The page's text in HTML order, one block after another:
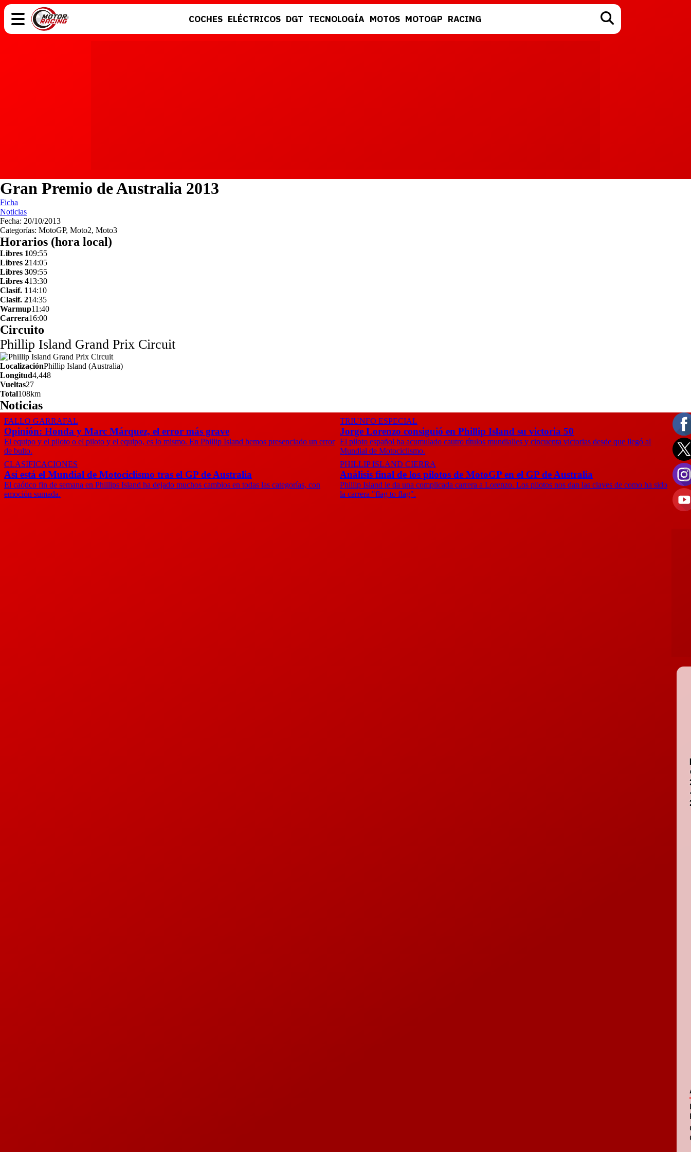
COCHES ELÉCTRICOS DGT TECNOLOGÍA MOTOS MOTOGP RACING
Gran Premio de Australia 2013
Ficha
Noticias
Fecha: 20/10/2013
Categorías: MotoGP, Moto2, Moto3
Horarios (hora local)
Libres 109:55
Libres 214:05
Libres 309:55
Libres 413:30
Clasif. 114:10
Clasif. 214:35
Warmup11:40
Carrera16:00
Circuito
Phillip Island Grand Prix Circuit
LocalizaciónPhillip Island (Australia)
Longitud4,448
Vueltas27
Total108km
Noticias
FALLO GARRAFAL
Opinión: Honda y Marc Márquez, el error más grave
El equipo y el piloto o el piloto y el equipo, es lo mismo. En Phillip Island hemos presenciado un error
de bulto.
TRIUNFO ESPECIAL
Jorge Lorenzo consiguió en Phillip Island su victoria 50
El piloto español ha acumulado cautro títulos mundialies y cincuenta victorias desde que llegó al
Mundial de Motociclismo.
CLASIFICACIONES
Así está el Mundial de Motociclismo tras el GP de Australia
El caótico fin de semana en Phillips Island ha dejado muchos cambios en todas las categorías, con
emoción sumada.
PHILLIP ISLAND CIERRA
Análisis final de los pilotos de MotoGP en el GP de Australia
Phillip Island le da una complicada carrera a Lorenzo. Los pilotos nos dan las claves de como ha sido
la carrera "flag to flag".